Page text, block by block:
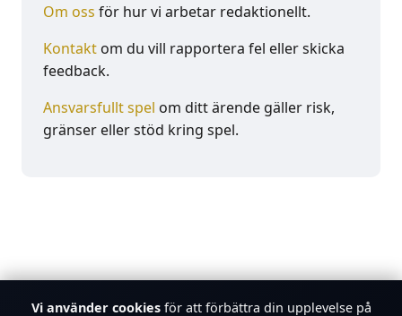
Om oss för hur vi arbetar redaktionellt.
Kontakt om du vill rapportera fel eller skicka
feedback.
Ansvarsfullt spel om ditt ärende gäller risk,
gränser eller stöd kring spel.
Vi använder cookiesför att förbättra din upplevelse på